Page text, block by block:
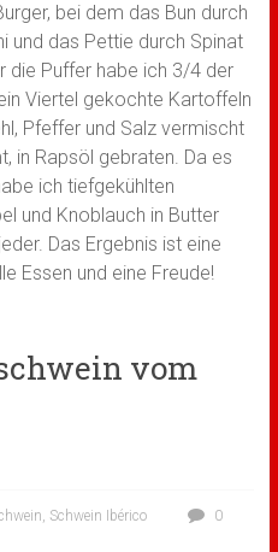
bei dem das Bun durch
und das Pettie durch Spinat
die Puffer habe ich 3/4 der
Viertel gekochte Kartoffeln
Pfeffer und Salz vermischt
in Rapsöl gebraten. Da es
ich tiefgekühlten
und Knoblauch in Butter
Das Ergebnis ist eine
Essen und eine Freude!
vom
, Schwein Ibérico
0